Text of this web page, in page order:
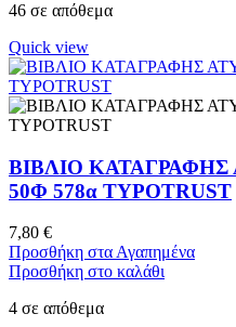
46 σε απόθεμα
Quick view
ΒΙΒΛΙΟ
50Φ 578α TYPOTRUST
7,80 €
Προσθήκη στα Αγαπημένα
Προσθήκη στο καλάθι
4 σε απόθεμα